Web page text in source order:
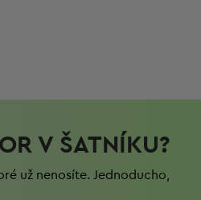
V ŠATNÍKU?
už nenosíte. Jednoduchо,